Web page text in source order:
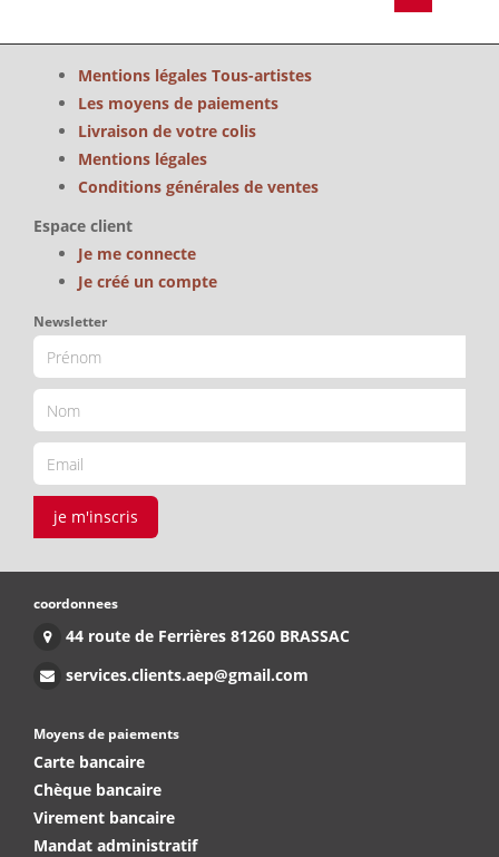
Mentions légales Tous-artistes
Les moyens de paiements
Livraison de votre colis
Mentions légales
Conditions générales de ventes
Espace client
Je me connecte
Je créé un compte
Newsletter
je m'inscris
coordonnees
44 route de Ferrières 81260 BRASSAC
services.clients.aep@gmail.com
Moyens de paiements
Carte bancaire
Chèque bancaire
Virement bancaire
Mandat administratif